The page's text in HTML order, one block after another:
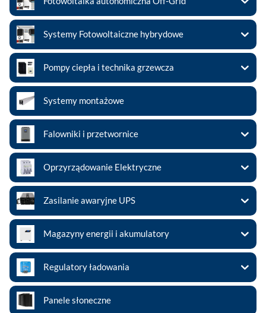
Systemy Fotowoltaiczne hybrydowe
Pompy ciepła i technika grzewcza
Systemy montażowe
Falowniki i przetwornice
Oprzyrządowanie Elektryczne
Zasilanie awaryjne UPS
Magazyny energii i akumulatory
Regulatory ładowania
Panele słoneczne